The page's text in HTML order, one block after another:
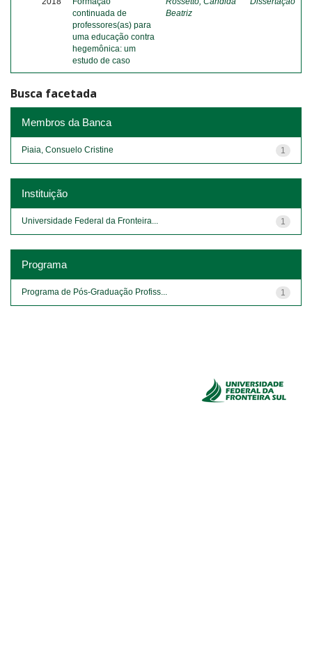
continuada de
professores(as) para
uma educação contra
hegemônica: um
estudo de caso
Beatriz
Busca facetada
Membros da Banca
1
Piaia, Consuelo Cristine
Instituição
1
Universidade Federal da Fronteira...
Programa
1
Programa de Pós-Graduação Profiss...